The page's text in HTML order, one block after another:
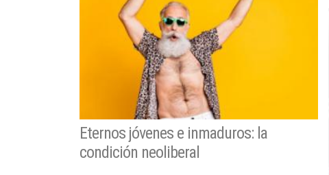
Eternos jóvenes e inmaduros: la
condición neoliberal